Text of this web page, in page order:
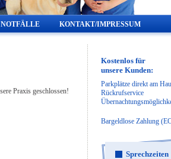
NOTFÄLLE KONTAKT/IMPRESSUM
Praxis geschlossen!
Kostenlos für
unsere Kunden:
Parkplätze direkt am
Rückrufservice
Bargeldlose Zahlung
Sprechzeiten